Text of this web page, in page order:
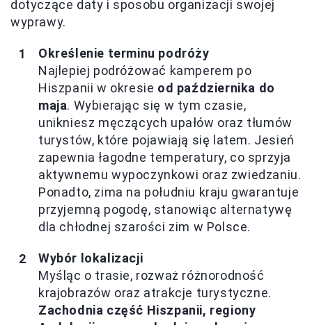
dotyczące daty i sposobu organizacji swojej
wyprawy.
Określenie terminu podróży
Najlepiej podróżować kamperem po
Hiszpanii w okresie od października do
maja. Wybierając się w tym czasie,
unikniesz męczących upałów oraz tłumów
turystów, które pojawiają się latem. Jesień
zapewnia łagodne temperatury, co sprzyja
aktywnemu wypoczynkowi oraz zwiedzaniu.
Ponadto, zima na południu kraju gwarantuje
przyjemną pogodę, stanowiąc alternatywę
dla chłodnej szarości zim w Polsce.
Wybór lokalizacji
Myśląc o trasie, rozważ różnorodność
krajobrazów oraz atrakcje turystyczne.
Zachodnia część Hiszpanii, regiony